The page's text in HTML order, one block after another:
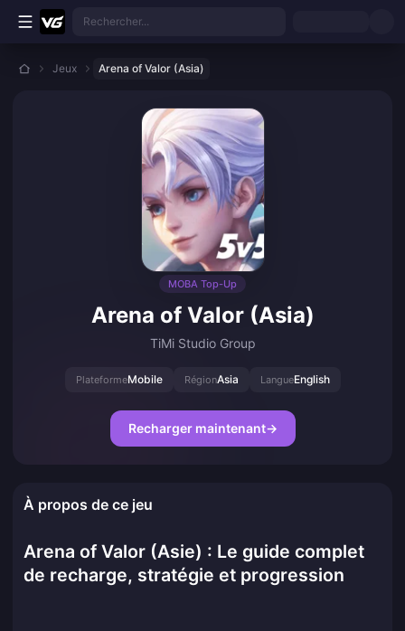
Aller au contenu principal
Rechercher...
Jeux Arena of Valor (Asia)
MOBA Top-Up
Arena of Valor (Asia)
TiMi Studio Group
PlateformeMobile RégionAsia LangueEnglish
Recharger maintenant→
À propos de ce jeu
Arena of Valor (Asie) : Le guide complet
de recharge, stratégie et progression